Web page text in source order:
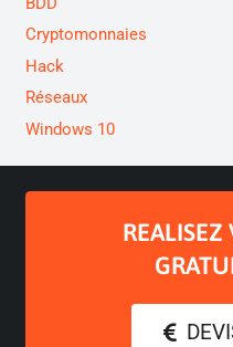
Cryptomonnaies
Hack
Réseaux
Windows 10
REALISEZ